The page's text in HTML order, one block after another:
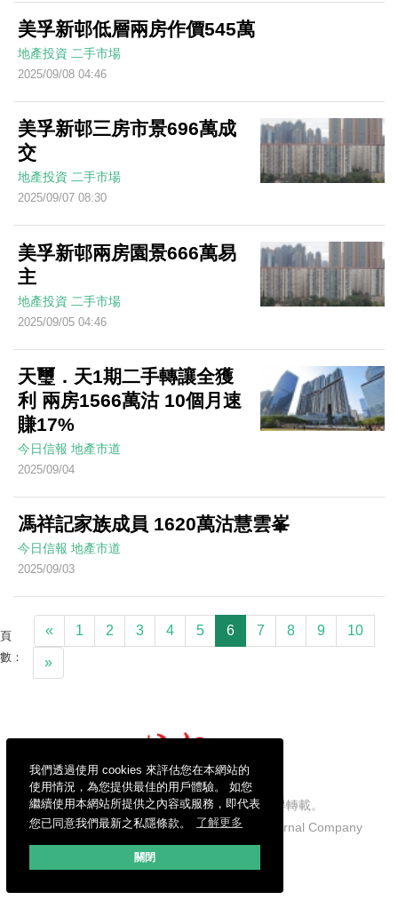
我們透過使用 cookies 來評估您在本網站的
使用情況，為您提供最佳的用戶體驗。 如您
繼續使用本網站所提供之內容或服務，即代表
您已同意我們最新之私隱條款。
了解更多
關閉
美孚新邨低層兩房作價545萬
地產投資 二手市場
2025/09/08 04:46
美孚新邨三房市景696萬成
交
地產投資 二手市場
2025/09/07 08:30
美孚新邨兩房園景666萬易
主
地產投資 二手市場
2025/09/05 04:46
天璽．天1期二手轉讓全獲
利 兩房1566萬沽 10個月速
賺17%
今日信報 地產市道
2025/09/04
馮祥記家族成員 1620萬沽慧雲峯
今日信報 地產市道
2025/09/03
頁
數：
« 1 2 3 4 5 6 7 8 9 10
»
信報財經新聞有限公司版權所有，不得轉載。
Copyright © 2026 Hong Kong Economic Journal Company
Limited. All rights reserved.